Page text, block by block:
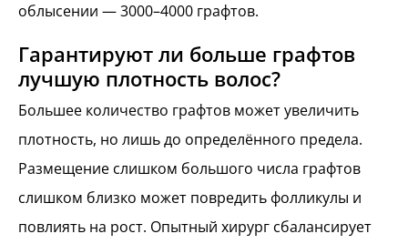
облысении — 3000–4000 графтов.
Гарантируют ли больше графтов
лучшую плотность волос?
Большее количество графтов может увеличить
плотность, но лишь до определённого предела.
Размещение слишком большого числа графтов
слишком близко может повредить фолликулы и
повлиять на рост. Опытный хирург сбалансирует